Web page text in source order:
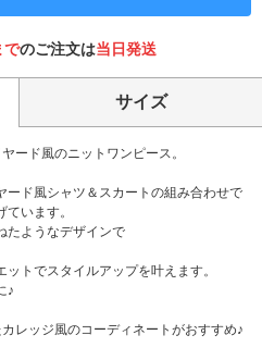
でのご注文は当日発送
サイズ
ード風のニットワンピース。
ード風シャツ＆スカートの組み合わせで
います。
たようなデザインで
トでスタイルアップを叶えます。
♪
レッジ風のコーディネートがおすすめ♪